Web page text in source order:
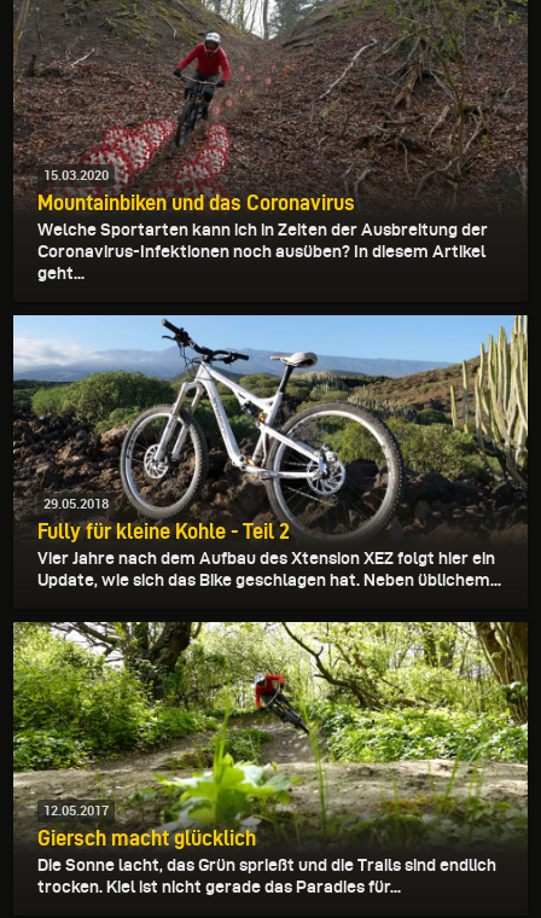
15.03.2020
Mountainbiken und das Coronavirus
Welche Sportarten kann ich in Zeiten der Ausbreitung der
Coronavirus-Infektionen noch ausüben? In diesem Artikel
geht...
29.05.2018
Fully für kleine Kohle - Teil 2
Vier Jahre nach dem Aufbau des Xtension XEZ folgt hier ein
Update, wie sich das Bike geschlagen hat. Neben üblichem...
12.05.2017
Giersch macht glücklich
Die Sonne lacht, das Grün sprießt und die Trails sind endlich
trocken. Kiel ist nicht gerade das Paradies für...